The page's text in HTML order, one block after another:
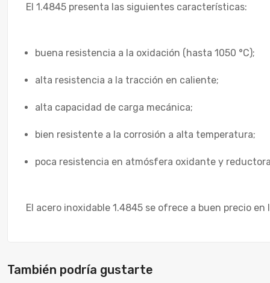
El 1.4845 presenta las siguientes características:
buena resistencia a la oxidación (hasta 1050 °C);
alta resistencia a la tracción en caliente;
alta capacidad de carga mecánica;
bien resistente a la corrosión a alta temperatura;
poca resistencia en atmósfera oxidante y
El acero inoxidable 1.4845 se ofrece a buen precio
También podría gustarte